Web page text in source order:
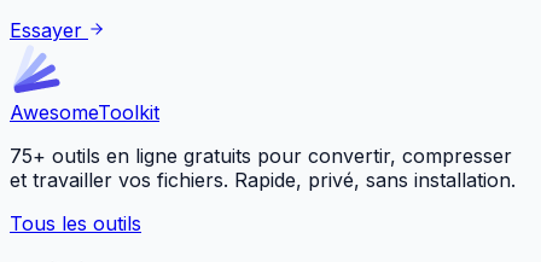
Essayer
AwesomeToolkit
75+ outils en ligne gratuits pour convertir, compresser
et travailler vos fichiers. Rapide, privé, sans installation.
Tous les outils